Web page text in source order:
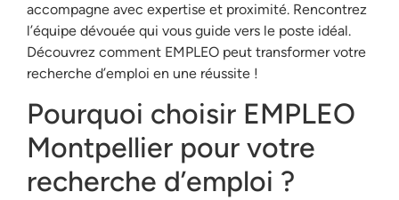
accompagne avec expertise et proximité. Rencontrez
l’équipe dévouée qui vous guide vers le poste idéal.
Découvrez comment EMPLEO peut transformer votre
recherche d’emploi en une réussite !
Pourquoi choisir EMPLEO
Montpellier pour votre
recherche d’emploi ?